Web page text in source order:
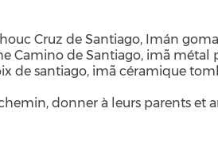
Cruz de Santiago, Imán
Camino de Santiago, imã métal
de santiago, imã céramique
donner à leurs parents et